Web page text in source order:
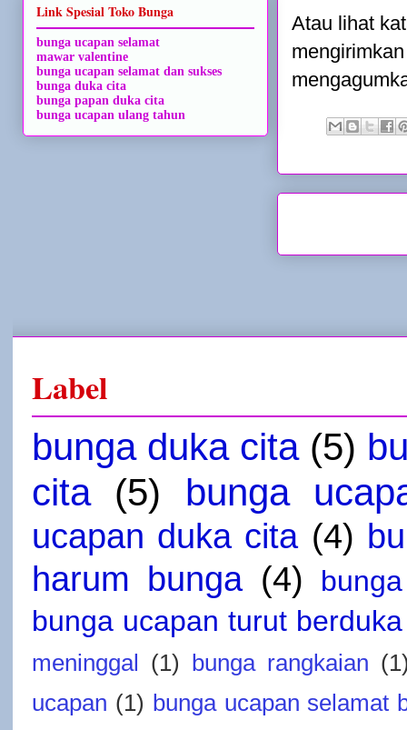
Atau lihat
Link Spesial Toko Bunga
bunga ucapan selamat
mawar valentine
bunga ucapan selamat dan sukses
bunga duka cita
bunga papan duka cita
bunga ucapan ulang tahun
Label
bunga duka cita (5)
cita (5) bunga
ucapan duka cita (4)
harum bunga (4)
bunga ucapan turut
meninggal (1) bunga rangkaian
ucapan (1) bunga ucapan selamat